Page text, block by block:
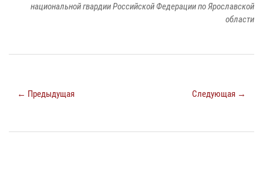
национальной гвардии Российской Федерации по Ярославской
области
← Предыдущая Следующая →